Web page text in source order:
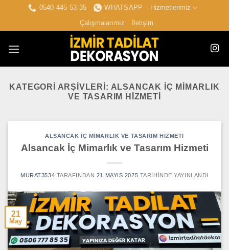
0540 445 53 35 WHATSAPP
Hizmetlerimiz
Çalışmalarımız
İletişim
KATEGORI ARŞIVLERI: ALSANCAK İÇ MIMARLIK
VE TASARIM HIZMETI
ALSANCAK İÇ MIMARLIK VE TASARIM HIZMETI
Alsancak İç Mimarlık ve Tasarım Hizmeti
MURAT3534 TARAFINDAN 21 MAYIS 2025 TARIHINDE YAYINLANDI
21
May